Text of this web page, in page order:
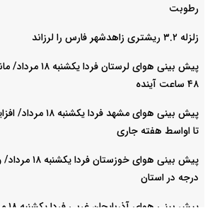
رطوبت
زلزله ۳.۲ ریشتری زاهدشهر فارس را لرزاند
پیش بینی هوای
۴۸ ساعت آینده
پیش بینی هوای مشهد
تا اواسط هفته جاری
درجه در استان